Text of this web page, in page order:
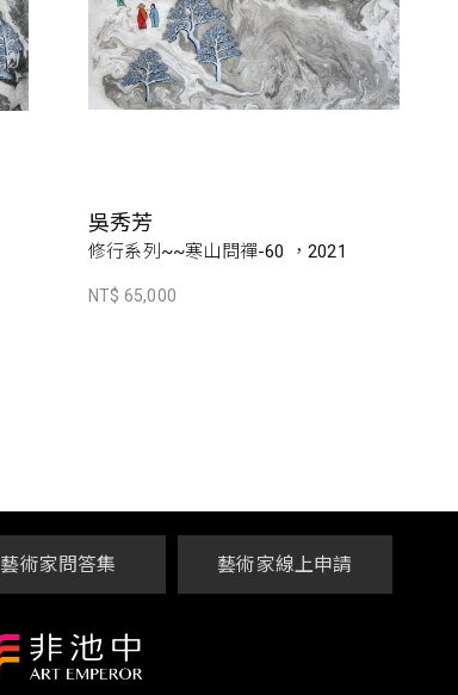
吳秀芳
修行系列~~寒山問禪-60 ，2021
NT$ 65,000
藝術家問答集 藝術家線上申請